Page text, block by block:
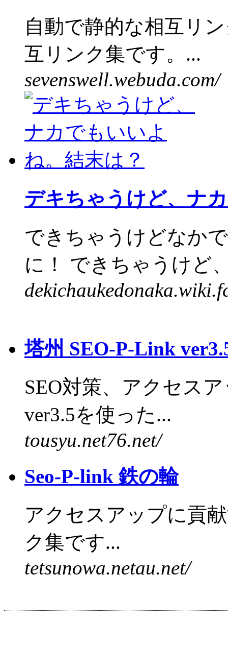
自動で静的な相互リ
互リンク集です。...
sevenswell.webuda.com/
デキちゃうけど、ナ
できちゃうけどなか
に！ できちゃうけど
塔州 SEO-P-Link
SEO対策、アクセス
ver3.5を使った...
tousyu.net76.net/
Seo-P-link 鉄の輪
アクセスアップに貢
ク集です...
tetsunowa.netau.net/